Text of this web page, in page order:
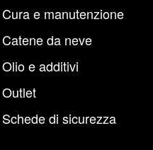
Cura e manutenzione
Catene da neve
Olio e additivi
Outlet
Schede di sicurezza